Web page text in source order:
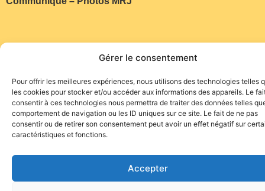
Gérer le consentement
Pour offrir les meilleures expériences, nous utilisons des technologies telles
les cookies pour stocker et/ou accéder aux informations des appareils. Le
consentir à ces technologies nous permettra de traiter des données telles
comportement de navigation ou les ID uniques sur ce site. Le fait de ne pas
consentir ou de retirer son consentement peut avoir un effet négatif sur
caractéristiques et fonctions.
Accepter
Site de l'association TOROFIESTA